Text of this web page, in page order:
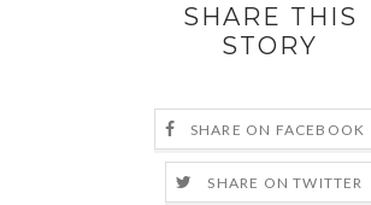
SHARE THIS
STORY
SHARE ON FACEBOOK
SHARE ON TWITTER